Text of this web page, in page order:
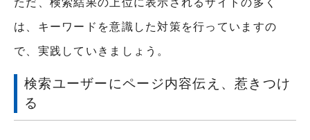
ただ、検索結果の上位に表示されるサイトの多く
は、キーワードを意識した対策を行っていますの
で、実践していきましょう。
検索ユーザーにページ内容伝え、惹きつけ
る